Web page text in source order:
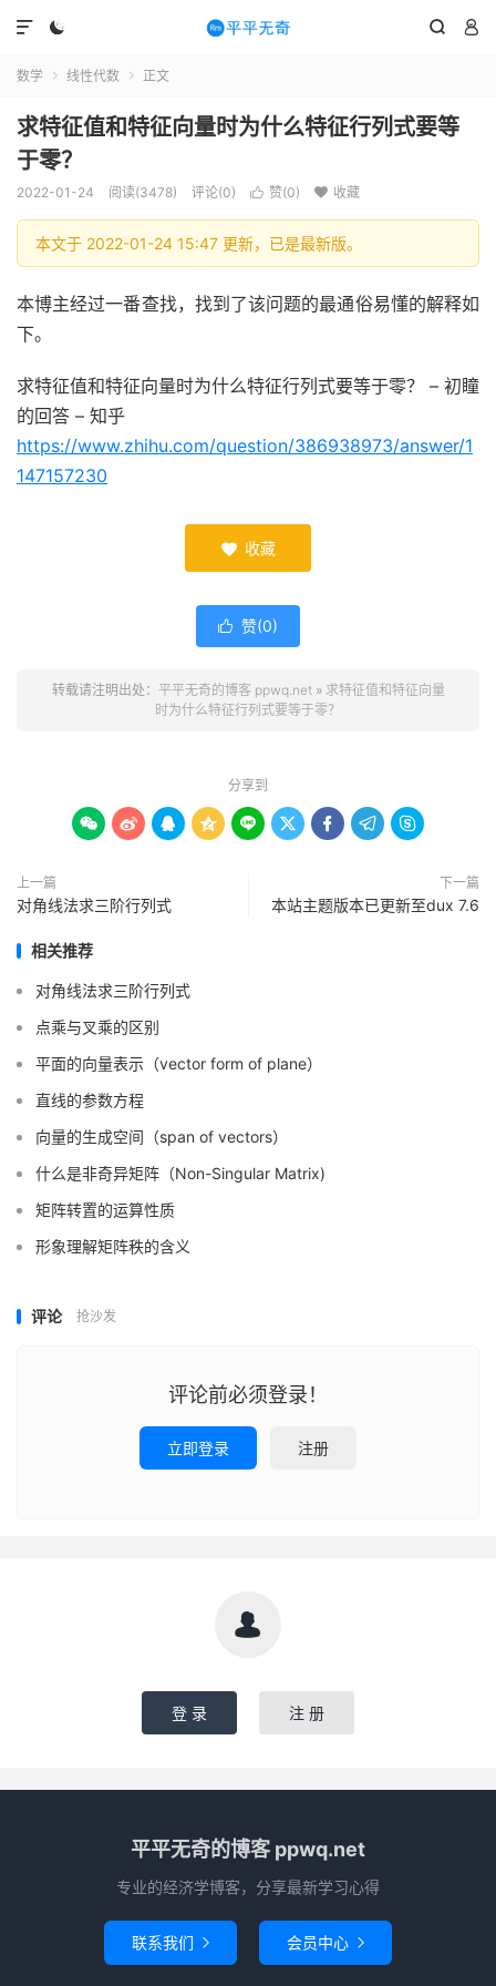
  

数学  线性代数  正文
求特征值和特征向量时为什么特征行列式要等
于零？
2022-01-24 阅读(3478) 评论(0)  赞(0)  收藏
本文于 2022-01-24 15:47 更新，已是最新版。
本博主经过一番查找，找到了该问题的最通俗易懂的解释如
下。
求特征值和特征向量时为什么特征行列式要等于零？ – 初瞳
的回答 – 知乎
https://www.zhihu.com/question/386938973/answer/1
147157230
 收藏
 赞(0)
转载请注明出处： 平平无奇的博客 ppwq.net» 求特征值和特征向量
时为什么特征行列式要等于零？
分享到
        
上一篇
对角线法求三阶行列式
下一篇
本站主题版本已更新至dux 7.6
相关推荐
对角线法求三阶行列式
点乘与叉乘的区别
平面的向量表示（vector form of plane）
直线的参数方程
向量的生成空间（span of vectors）
什么是非奇异矩阵（Non-Singular Matrix)
矩阵转置的运算性质
形象理解矩阵秩的含义
评论 抢沙发
评论前必须登录！
立即登录 注册

登 录 注 册
平平无奇的博客 ppwq.net
专业的经济学博客，分享最新学习心得
联系我们  会员中心 